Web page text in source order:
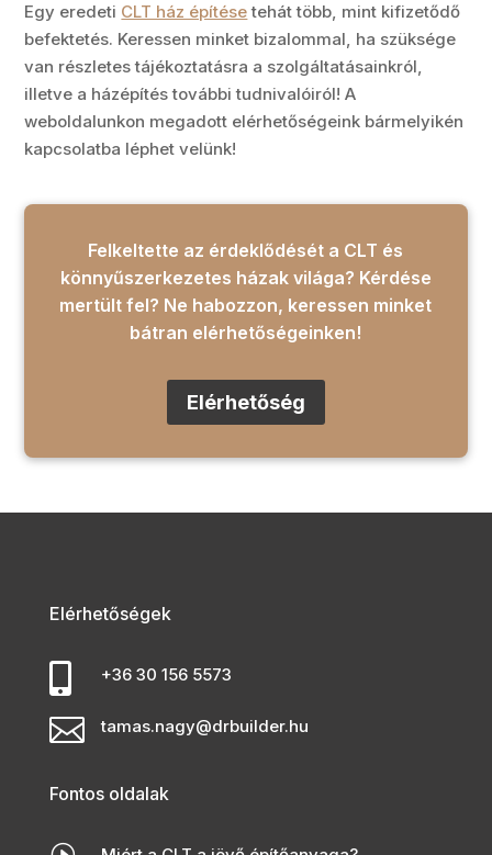
Egy eredeti CLT ház építésetehát több, mint kifizetődő
befektetés. Keressen minket bizalommal, ha szüksége
van részletes tájékoztatásra a szolgáltatásainkról,
illetve a házépítés további tudnivalóiról! A
weboldalunkon megadott elérhetőségeink bármelyikén
kapcsolatba léphet velünk!
Felkeltette az érdeklődését a CLT és
könnyűszerkezetes házak világa? Kérdése
mertült fel? Ne habozzon, keressen minket
bátran elérhetőségeinken!
Elérhetőség
Elérhetőségek
 +36 30 156 5573
 tamas.nagy@drbuilder.hu
Fontos oldalak